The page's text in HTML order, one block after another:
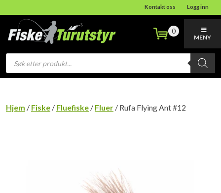
Kontakt oss Logg inn
Products
search
0
MENY
Hjem / Fiske / Fluefiske / Fluer / Rufa Flying Ant #12